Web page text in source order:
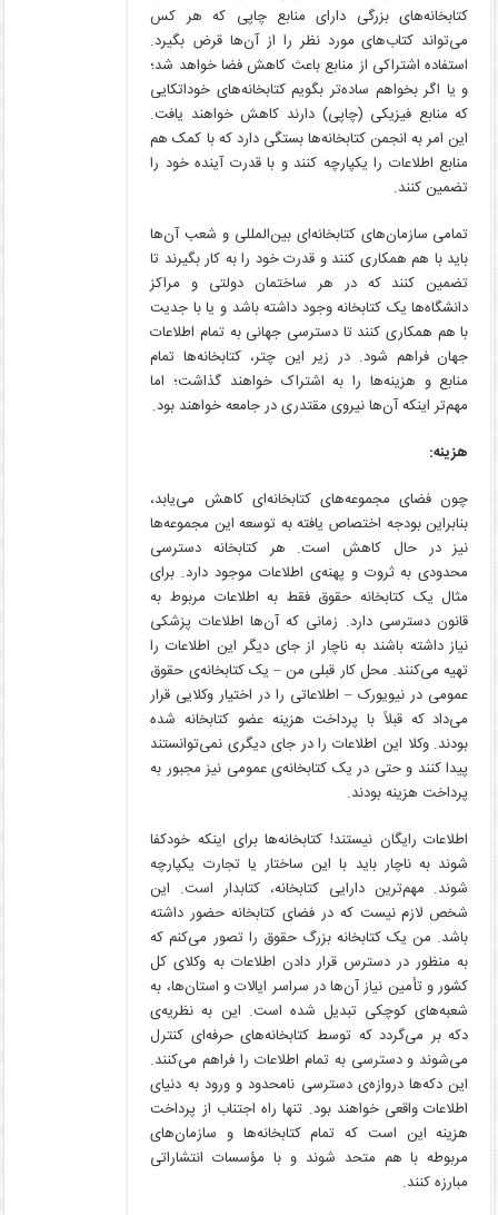
کتابخانه‌های بزرگی دارای منابع چاپی که هر کس
می‌تواند کتاب‌های مورد نظر را از آن‌ها قرض بگیرد.
استفاده اشتراکی از منابع باعث کاهش فضا خواهد شد؛
و یا اگر بخواهم ساده‌تر بگویم کتابخانه‌های خوداتکایی
که منابع فیزیکی (چاپی) دارند کاهش خواهند یافت.
این امر به انجمن کتابخانه‌ها بستگی دارد که با کمک هم
منابع اطلاعات را یکپارچه کنند و با قدرت آینده خود را
تضمین کنند.
تمامی سازمان‌های کتابخانه‌ای بین‌المللی و شعب آن‌ها
باید با هم همکاری کنند و قدرت خود را به کار بگیرند تا
تضمین کنند که در هر ساختمان دولتی و مراکز
دانشگاه‌ها یک کتابخانه وجود داشته باشد و یا با جدیت
با هم همکاری کنند تا دسترسی جهانی به تمام اطلاعات
جهان فراهم شود. در زیر این چتر، کتابخانه‌ها تمام
منابع و هزینه‌ها را به اشتراک خواهند گذاشت؛ اما
مهم‌تر اینکه آن‌ها نیروی مقتدری در جامعه خواهند بود.
هزینه:
چون فضای مجموعه‌های کتابخانه‌ای کاهش می‌یابد،
بنابراین بودجه اختصاص یافته به توسعه این مجموعه‌ها
نیز در حال کاهش است. هر کتابخانه دسترسی
محدودی به ثروت و پهنه‌ی اطلاعات موجود دارد. برای
مثال یک کتابخانه حقوق فقط به اطلاعات مربوط به
قانون دسترسی دارد. زمانی که آن‌ها اطلاعات پزشکی
نیاز داشته باشند به ناچار از جای دیگر این اطلاعات را
تهیه می‌کنند. محل کار قبلی من – یک کتابخانه‌ی حقوق
عمومی در نیویورک – اطلاعاتی را در اختیار وکلایی قرار
می‌داد که قبلاً با پرداخت هزینه عضو کتابخانه شده
بودند. وکلا این اطلاعات را در جای دیگری نمی‌توانستند
پیدا کنند و حتی در یک کتابخانه‌ی عمومی نیز مجبور به
پرداخت هزینه بودند.
اطلاعات رایگان نیستند! کتابخانه‌ها برای اینکه خودکفا
شوند به ناچار باید با این ساختار یا تجارت یکپارچه
شوند. مهم‌ترین دارایی کتابخانه، کتابدار است. این
شخص لازم نیست که در فضای کتابخانه حضور داشته
باشد. من یک کتابخانه بزرگ حقوق را تصور می‌کنم که
به منظور در دسترس قرار دادن اطلاعات به وکلای کل
کشور و تأمین نیاز آن‌ها در سراسر ایالات و استان‌ها، به
شعبه‌های کوچکی تبدیل شده است. این به نظریه‌ی
دکه بر می‌گردد که توسط کتابخانه‌های حرفه‌ای کنترل
می‌شوند و دسترسی به تمام اطلاعات را فراهم می‌کنند.
این دکه‌ها دروازه‌ی دسترسی نامحدود و ورود به دنیای
اطلاعات واقعی خواهند بود. تنها راه اجتناب از پرداخت
هزینه این است که تمام کتابخانه‌ها و سازمان‌های
مربوطه با هم متحد شوند و با مؤسسات انتشاراتی
مبارزه کنند.